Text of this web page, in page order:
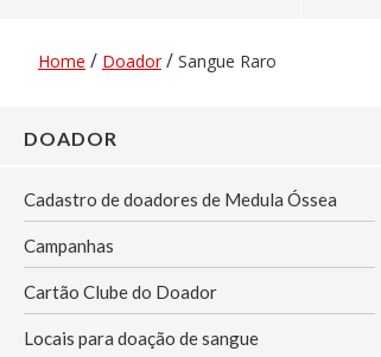
Home / Doador/ Sangue Raro
DOADOR
Cadastro de doadores de Medula Óssea
Campanhas
Cartão Clube do Doador
Locais para doação de sangue